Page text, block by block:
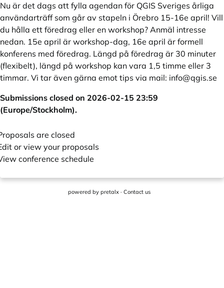
Nu är det dags att fylla agendan för QGIS Sveriges årliga
användarträff som går av stapeln i Örebro 15-16e april! Vill
du hålla ett föredrag eller en workshop? Anmäl intresse
nedan. 15e april är workshop-dag, 16e april är formell
konferens med föredrag. Längd på föredrag är 30 minuter
(flexibelt), längd på workshop kan vara 1,5 timme eller 3
timmar. Vi tar även gärna emot tips via mail: info@qgis.se
Submissions closed on 2026-02-15 23:59
(Europe/Stockholm).
conference schedule
or view your proposals
are closed
powered by pretalx· Contact us